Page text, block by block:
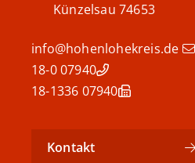
74653
Künzelsau
info@hohenlohekreis.de
07940 18-0
07940 18-1336
Kontakt